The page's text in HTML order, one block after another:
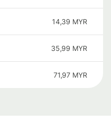
14,39 MYR
35,99 MYR
71,97 MYR